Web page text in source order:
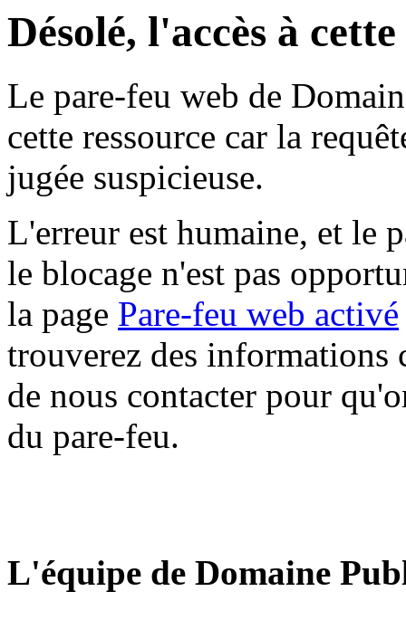
Désolé, l'accès à
Le pare-feu web de
cette ressource car la
jugée suspicieuse.
L'erreur est humaine, et le
le blocage n'est pas
la page Pare-feu web activé
trouverez des informations
de nous contacter pour
du pare-feu.
L'équipe de Domaine